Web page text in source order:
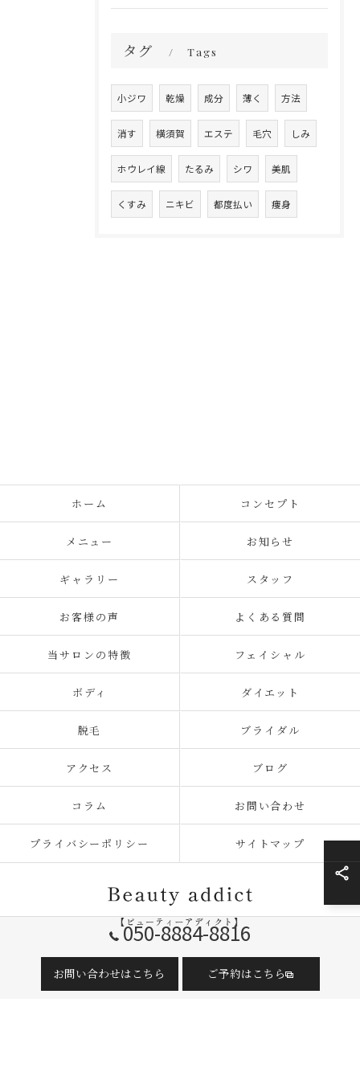
タグ Tags
小ジワ 乾燥 成分 薄く 方法
消す 横須賀 エステ 毛穴 しみ
ホウレイ線 たるみ シワ 美肌
くすみ ニキビ 都度払い 痩身
050-8884-8816
お問い合わせはこちら ご予約はこちら
ホーム コンセプト
メニュー お知らせ
ギャラリー スタッフ
お客様の声 よくある質問
当サロンの特徴 フェイシャル
ボディ ダイエット
脱毛 ブライダル
アクセス ブログ
コラム お問い合わせ
プライバシーポリシー サイトマップ
© 2026 神奈川県横須賀のエステならBeauty addict【ビューティーアディクト】
ALL RIGHTS RESERVED.